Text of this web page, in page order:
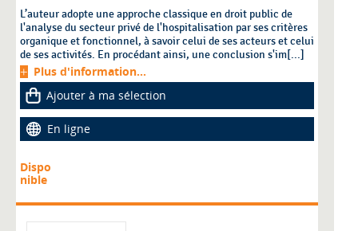
L’auteur adopte une approche classique en droit public de
l'analyse du secteur privé de l'hospitalisation par ses critères
organique et fonctionnel, à savoir celui de ses acteurs et celui
de ses activités. En procédant ainsi, une conclusion s'im[...]
Plus d'information...
Ajouter à ma sélection
En ligne
Dispo
nible